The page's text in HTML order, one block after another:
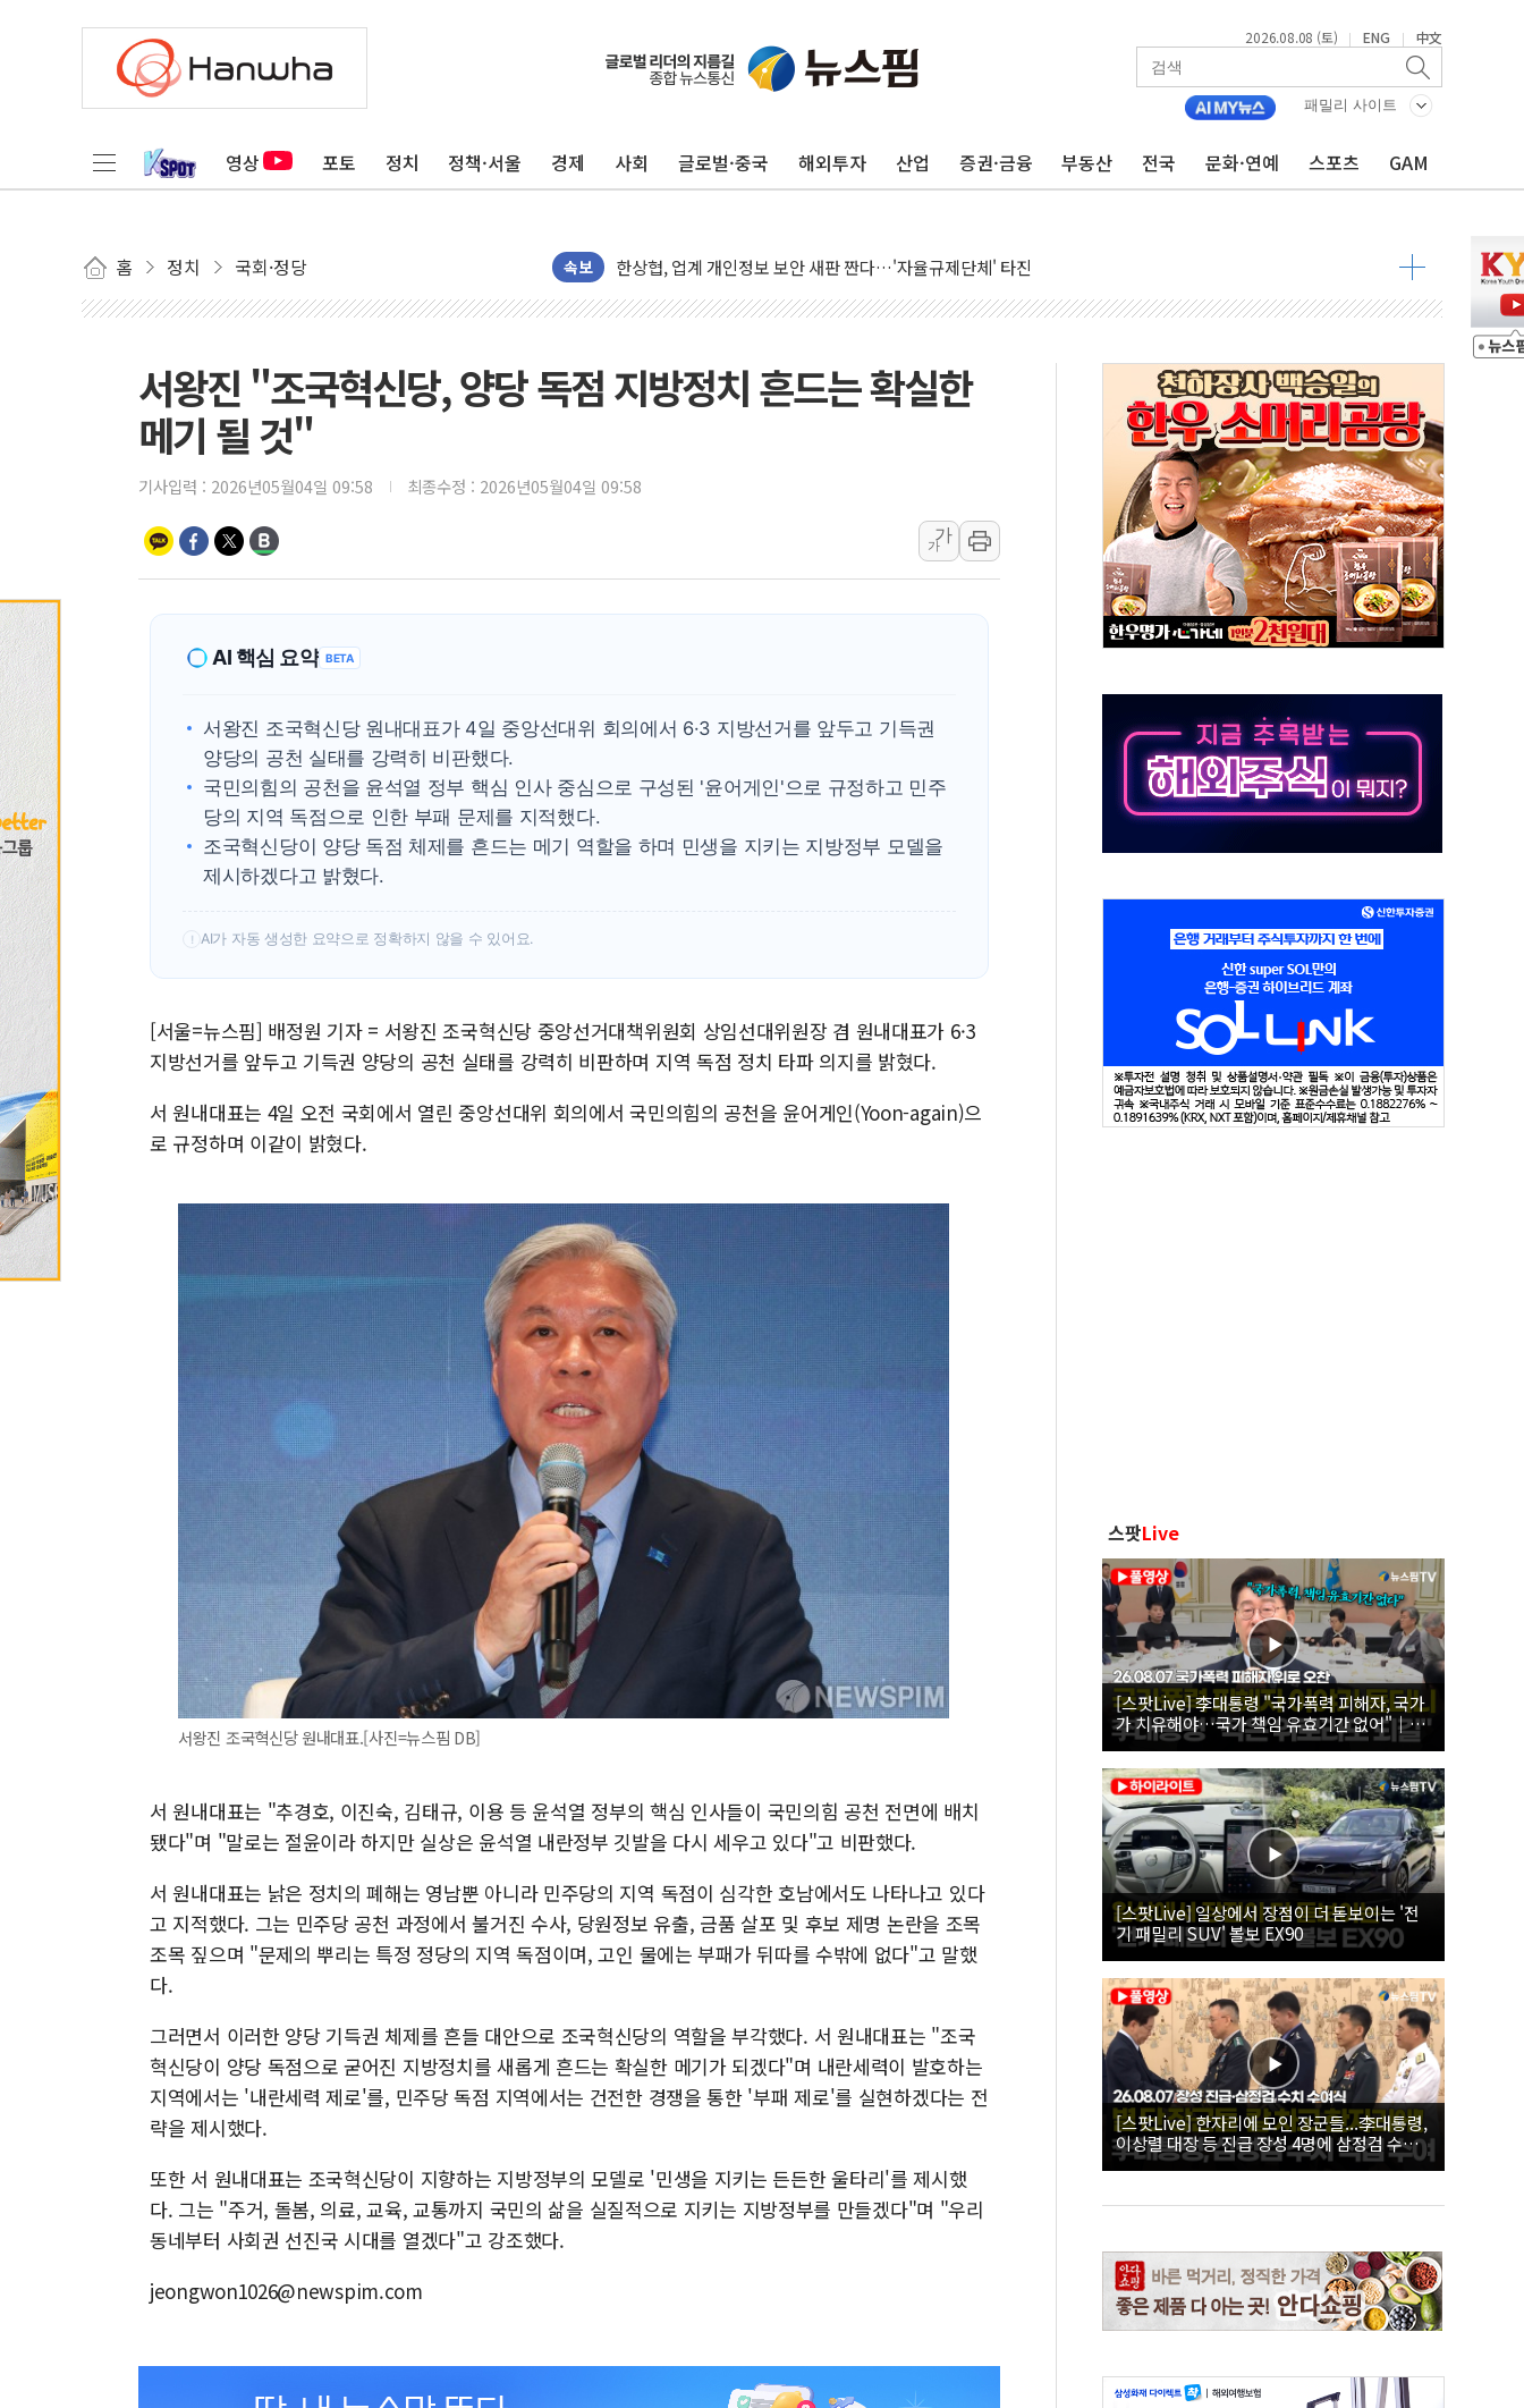
2026.08.08 (토) | ENG | 中文
패밀리 사이트
영상 포토 정치 정책·서울 경제 사회 글로벌·중국 해외투자 산업 증권·금융 부동산 전국 문화·연예 스포츠 GAM
홈 정치 국회·정당 속보
10월 보완수사권 폐지·공소청 출범…피해자들 '범죄 사각지대' 우려
뉴욕증시, 고용 쇼크에 금리 인상 우려 후퇴…S&P500 최고치
트럼프, 쿡 연준 이사 해임 재추진…"26일까지 의혹 소명" 요구
미 연준 매파 기세 꺾이나…고용 감소에 9월 동결 전망 우세
[종합] 이슬람 수니파 3국, '공동방위협정' 체결… 이스라엘·이란 위협에 맞설 자체 억지력 강화
美 항소법원, 백악관 무도회장 공사 중단 명령…트럼프 제동
이란 핵심 원유 수출항 '하르그섬', 최근 1주일 이상 '올스톱'… 美 해상봉쇄 영향
美 고용 쇼크에 엔화 장중 급등…시장은 "또 개입했나" 촉각
[AI MY 뉴스] 뉴욕 반도체주 프리뷰...美 고용 쇼크에 반도체주 '활짝'
뉴욕증시 프리뷰, 美 고용 쇼크에 금리 인상 우려 후퇴…나스닥 선물 1%대 상승
뉴욕증시 개장 전 특징주...아틀라시안·클라우드플레어·태양광주↑ VS 트레이드데스크·웬디스↓
트럼프 "금리 내려야"…파월 때와 달리 워시엔 톤 낮춰
서왕진 "조국혁신당, 양당 독점 지방정치 흔드는 확실한
메기 될 것"
기사입력 : 2026년05월04일 09:58 최종수정 : 2026년05월04일 09:58
가
가
AI 핵심 요약 BETA
서왕진 조국혁신당 원내대표가 4일 중앙선대위 회의에서 6·3 지방선거를 앞두고 기득권
양당의 공천 실태를 강력히 비판했다.
국민의힘의 공천을 윤석열 정부 핵심 인사 중심으로 구성된 '윤어게인'으로 규정하고 민주
당의 지역 독점으로 인한 부패 문제를 지적했다.
조국혁신당이 양당 독점 체제를 흔드는 메기 역할을 하며 민생을 지키는 지방정부 모델을
제시하겠다고 밝혔다.
! AI가 자동 생성한 요약으로 정확하지 않을 수 있어요.
[서울=뉴스핌] 배정원 기자 = 서왕진 조국혁신당 중앙선거대책위원회 상임선대위원장 겸 원내대표가 6·3
지방선거를 앞두고 기득권 양당의 공천 실태를 강력히 비판하며 지역 독점 정치 타파 의지를 밝혔다.
서 원내대표는 4일 오전 국회에서 열린 중앙선대위 회의에서 국민의힘의 공천을 윤어게인(Yoon-again)으
로 규정하며 이같이 밝혔다.
서왕진 조국혁신당 원내대표.[사진=뉴스핌 DB]
서 원내대표는 "추경호, 이진숙, 김태규, 이용 등 윤석열 정부의 핵심 인사들이 국민의힘 공천 전면에 배치
됐다"며 "말로는 절윤이라 하지만 실상은 윤석열 내란정부 깃발을 다시 세우고 있다"고 비판했다.
서 원내대표는 낡은 정치의 폐해는 영남뿐 아니라 민주당의 지역 독점이 심각한 호남에서도 나타나고 있다
고 지적했다. 그는 민주당 공천 과정에서 불거진 수사, 당원정보 유출, 금품 살포 및 후보 제명 논란을 조목
조목 짚으며 "문제의 뿌리는 특정 정당의 지역 독점이며, 고인 물에는 부패가 뒤따를 수밖에 없다"고 말했
다.
그러면서 이러한 양당 기득권 체제를 흔들 대안으로 조국혁신당의 역할을 부각했다. 서 원내대표는 "조국
혁신당이 양당 독점으로 굳어진 지방정치를 새롭게 흔드는 확실한 메기가 되겠다"며 내란세력이 발호하는
지역에서는 '내란세력 제로'를, 민주당 독점 지역에서는 건전한 경쟁을 통한 '부패 제로'를 실현하겠다는 전
략을 제시했다.
또한 서 원내대표는 조국혁신당이 지향하는 지방정부의 모델로 '민생을 지키는 든든한 울타리'를 제시했
다. 그는 "주거, 돌봄, 의료, 교육, 교통까지 국민의 삶을 실질적으로 지키는 지방정부를 만들겠다"며 "우리
동네부터 사회권 선진국 시대를 열겠다"고 강조했다.
jeongwon1026@newspim.com
스팟Live
[스팟Live] 李대통령 "국가폭력 피해자, 국가
가 치유해야…국가 책임 유효기간 없어"｜
26.08.07 국가폭력 피해자 위로 오찬
[스팟Live] 일상에서 장점이 더 돋보이는 '전
기 패밀리 SUV' 볼보 EX90
[스팟Live] 한자리에 모인 장군들...李대통령,
이상렬 대장 등 진급 장성 4명에 삼정검 수치
직접 수여｜26.08.07 장성 진급·삼정검 수치